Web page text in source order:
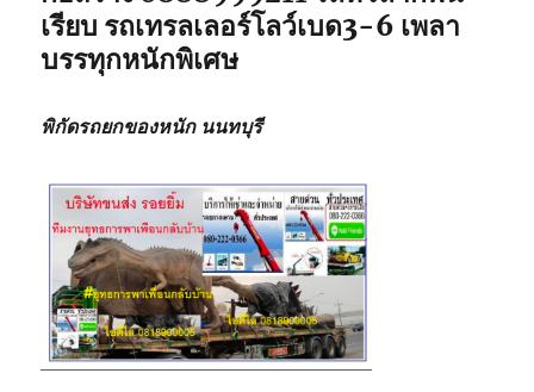
เรียบ รถเทรลเลอร์โลว์เบด3-6 เพลา
บรรทุกหนักพิเศษ
พิกัดรถยกของหนัก นนทบุรี